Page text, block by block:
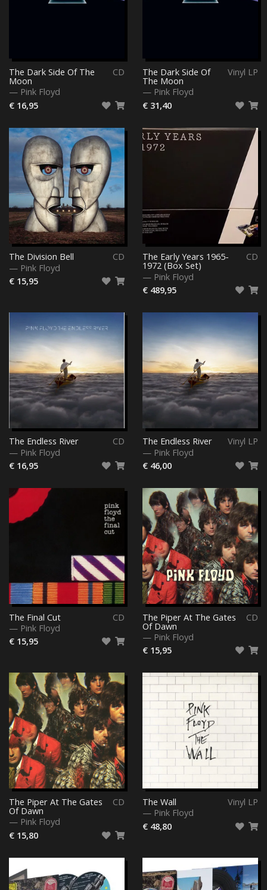
CD
The Dark Side Of The
Moon
— Pink Floyd
€ 16,95
Vinyl LP
The Dark Side Of
The Moon
— Pink Floyd
€ 31,40
CD
The Division Bell
— Pink Floyd
€ 15,95
CD
The Early Years 1965-
1972 (Box Set)
— Pink Floyd
€ 489,95
CD
The Endless River
— Pink Floyd
€ 16,95
Vinyl LP
The Endless River
— Pink Floyd
€ 46,00
CD
The Final Cut
— Pink Floyd
€ 15,95
CD
The Piper At The Gates
Of Dawn
— Pink Floyd
€ 15,95
CD
The Piper At The Gates
Of Dawn
— Pink Floyd
€ 15,80
Vinyl LP
The Wall
— Pink Floyd
€ 48,80